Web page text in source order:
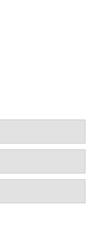
26.51 EUR